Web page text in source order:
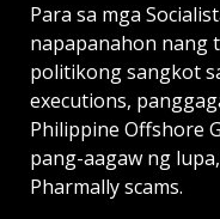
Para sa mga
napapanahon nang
politikong sangkot
executions,
Philippine Offshore
pang-aagaw ng
Pharmally scams.